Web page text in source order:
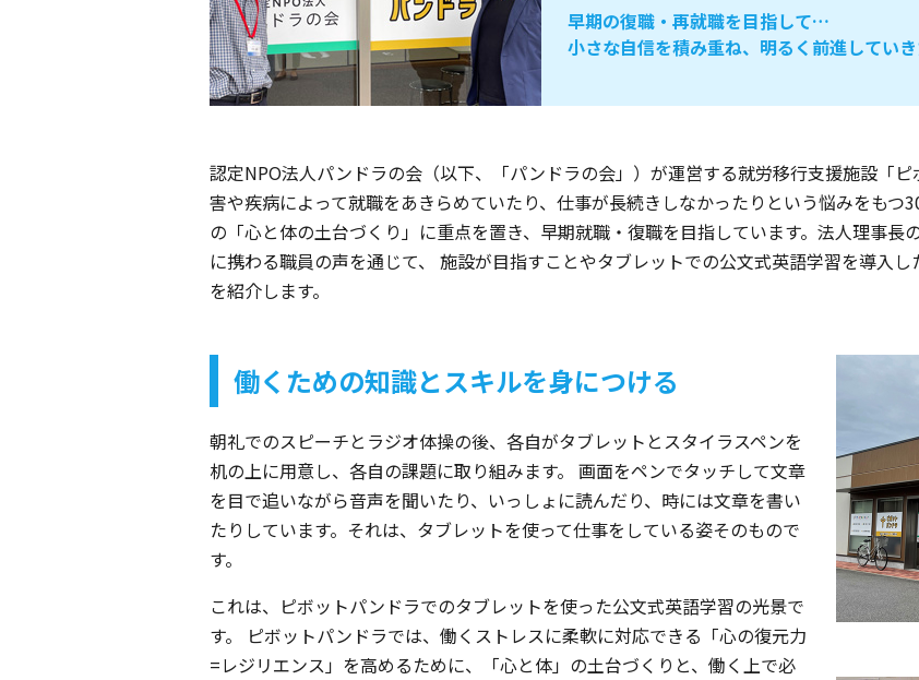
早期の復職・再就職を目指して…
小さな自信を積み重ね、明るく前進してい
認定NPO法人パンドラの会（以下、「パンドラの会」）が運営する就労移行支援施設「
害や疾病によって就職をあきらめていたり、仕事が長続きしなかったりという悩みをもつ
の「心と体の土台づくり」に重点を置き、早期就職・復職を目指しています。法人理事
に携わる職員の声を通じて、 施設が目指すことやタブレットでの公文式英語学習を導入
を紹介します。
働くための知識とスキルを身につける
朝礼でのスピーチとラジオ体操の後、各自がタブレットとスタイラスペンを
机の上に用意し、各自の課題に取り組みます。 画面をペンでタッチして文章
を目で追いながら音声を聞いたり、いっしょに読んだり、時には文章を書い
たりしています。それは、タブレットを使って仕事をしている姿そのもので
す。
これは、ピボットパンドラでのタブレットを使った公文式英語学習の光景で
す。 ピボットパンドラでは、働くストレスに柔軟に対応できる「心の復元力
=レジリエンス」を高めるために、「心と体」の土台づくりと、働く上で必